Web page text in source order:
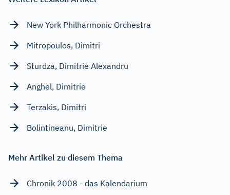
New York Philharmonic Orchestra
Mitropoulos, Dimitri
Sturdza, Dimitrie Alexandru
Anghel, Dimitrie
Terzakis, Dimitri
Bolintineanu, Dimitrie
Mehr Artikel zu diesem Thema
Chronik 2008 - das Kalendarium